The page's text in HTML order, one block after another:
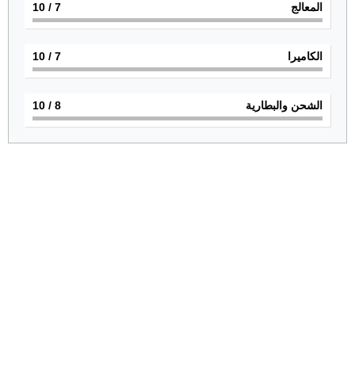
المعالج 7
/ 10
الكاميرا 7
/ 10
الشحن والبطارية 8
/ 10